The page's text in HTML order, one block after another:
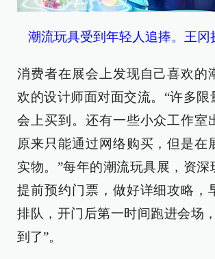
潮流玩具受到年轻人追捧。王冈
消费者在展会上发现自己喜欢的
欢的设计师面对面交流。“许多限
会上买到。还有一些小众工作室
原来只能通过网络购买，但是在
实物。”每年的潮流玩具展，资深
提前预约门票，做好详细攻略，
排队，开门后第一时间跑进会场
到了”。